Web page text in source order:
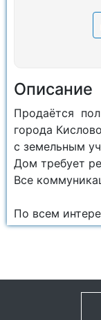
Описание
Продаётся
города
с земельным
Дом требует
Все
По всем